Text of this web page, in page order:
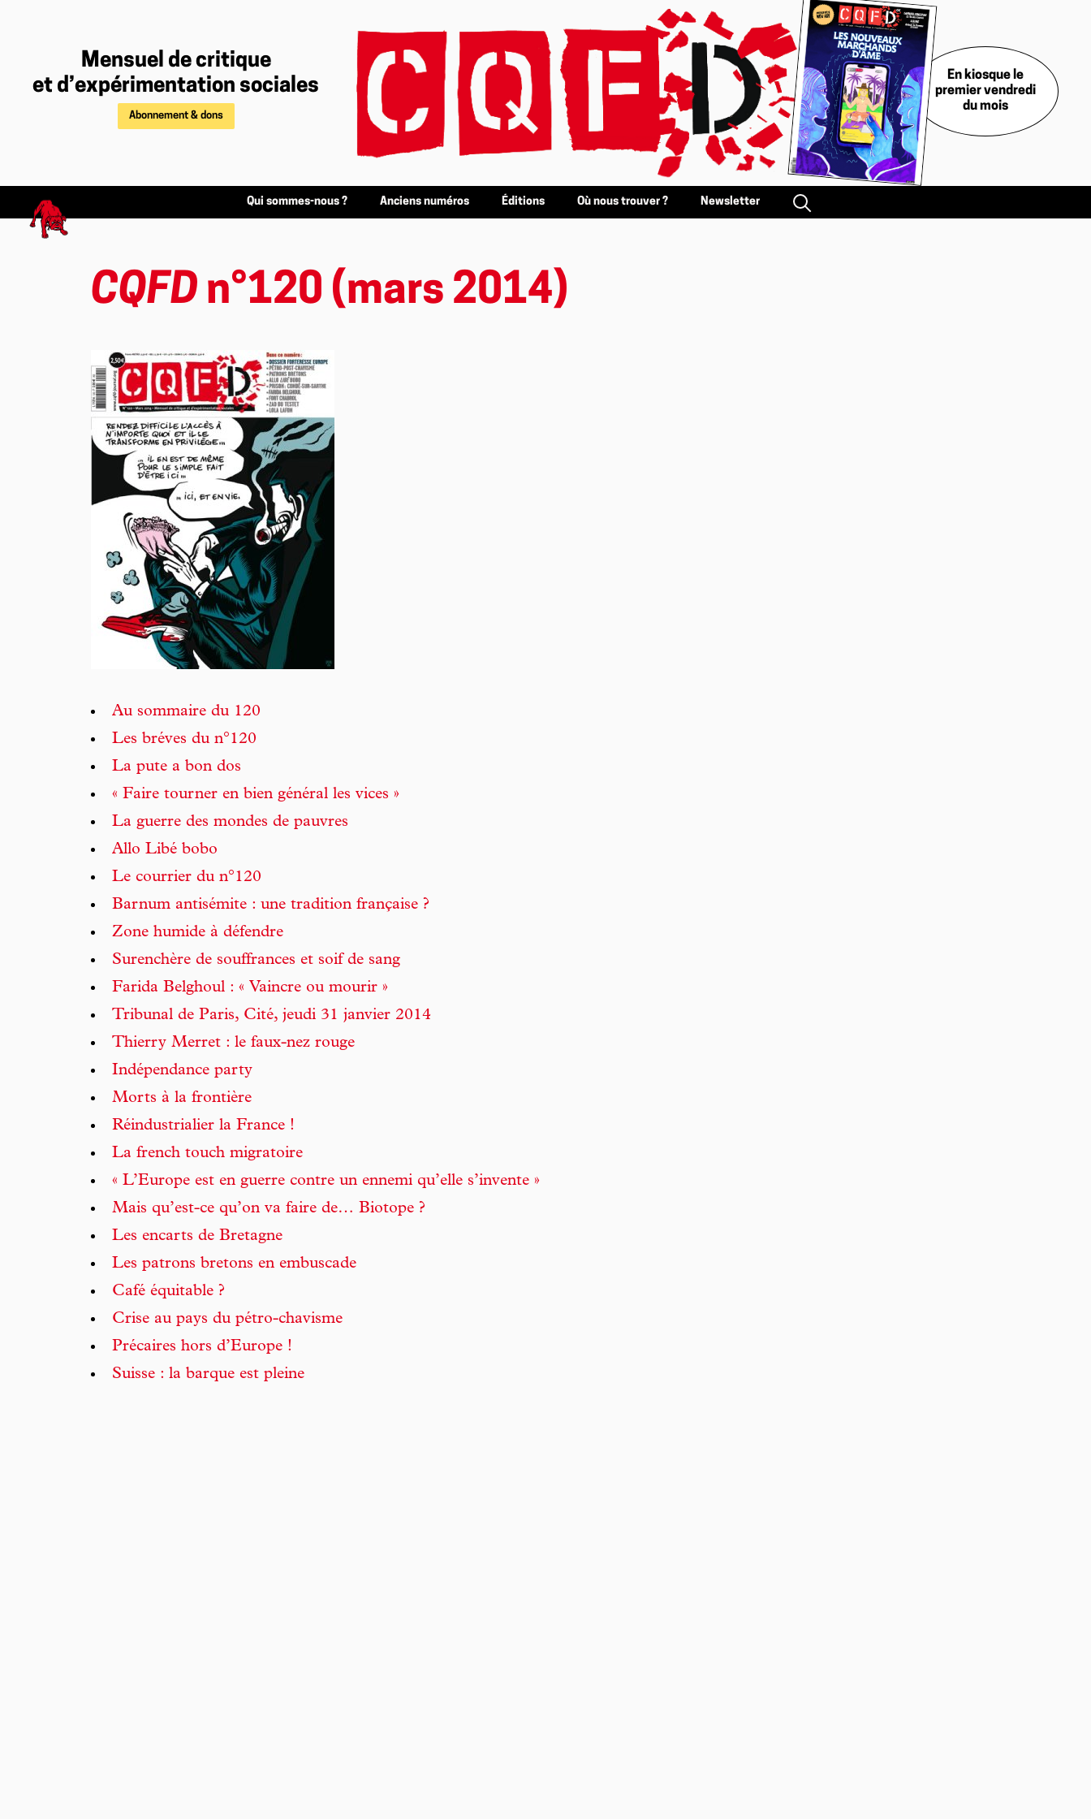
Mensuel de critique
et d’expérimentation sociales
Abonnement & dons
En kiosque le
premier vendredi
du mois
Qui sommes-nous ? Anciens numéros Éditions Où nous trouver ? Newsletter
CQFD n°120 (mars 2014)
Au sommaire du 120
Les bréves du n°120
La pute a bon dos
« Faire tourner en bien général les vices »
La guerre des mondes de pauvres
Allo Libé bobo
Le courrier du n°120
Barnum antisémite : une tradition française ?
Zone humide à défendre
Surenchère de souffrances et soif de sang
Farida Belghoul : « Vaincre ou mourir »
Tribunal de Paris, Cité, jeudi 31 janvier 2014
Thierry Merret : le faux-nez rouge
Indépendance party
Morts à la frontière
Réindustrialier la France !
La french touch migratoire
« L’Europe est en guerre contre un ennemi qu’elle s’invente »
Mais qu’est-ce qu’on va faire de… Biotope ?
Les encarts de Bretagne
Les patrons bretons en embuscade
Café équitable ?
Crise au pays du pétro-chavisme
Précaires hors d’Europe !
Suisse : la barque est pleine